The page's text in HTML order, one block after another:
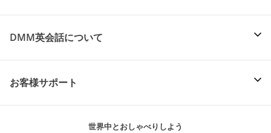
DMM英会話について
お客様サポート
世界中とおしゃべりしよう